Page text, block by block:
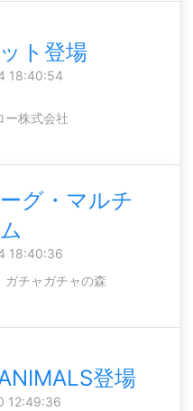
ト登場
18:40:54
ー株式会社
グ・マルチ
18:40:36
ガチャガチャの森
登場
12:49:36